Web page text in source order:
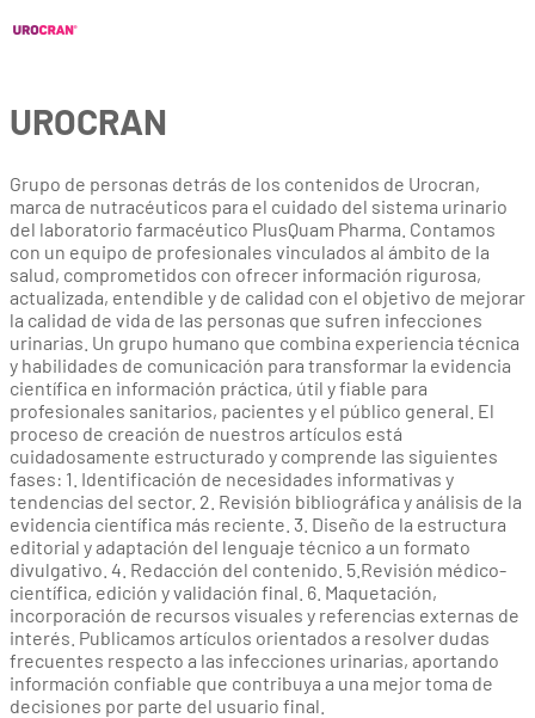
UROCRAN
Grupo de personas detrás de los contenidos de Urocran,
marca de nutracéuticos para el cuidado del sistema urinario
del laboratorio farmacéutico PlusQuam Pharma. Contamos
con un equipo de profesionales vinculados al ámbito de la
salud, comprometidos con ofrecer información rigurosa,
actualizada, entendible y de calidad con el objetivo de mejorar
la calidad de vida de las personas que sufren infecciones
urinarias. Un grupo humano que combina experiencia técnica
y habilidades de comunicación para transformar la evidencia
científica en información práctica, útil y fiable para
profesionales sanitarios, pacientes y el público general. El
proceso de creación de nuestros artículos está
cuidadosamente estructurado y comprende las siguientes
fases: 1. Identificación de necesidades informativas y
tendencias del sector. 2. Revisión bibliográfica y análisis de la
evidencia científica más reciente. 3. Diseño de la estructura
editorial y adaptación del lenguaje técnico a un formato
divulgativo. 4. Redacción del contenido. 5.Revisión médico-
científica, edición y validación final. 6. Maquetación,
incorporación de recursos visuales y referencias externas de
interés. Publicamos artículos orientados a resolver dudas
frecuentes respecto a las infecciones urinarias, aportando
información confiable que contribuya a una mejor toma de
decisiones por parte del usuario final.